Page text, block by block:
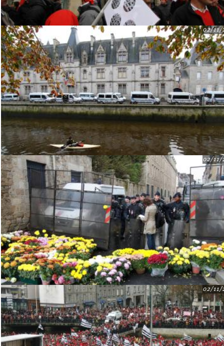
02/11/
02/11/
02/11/